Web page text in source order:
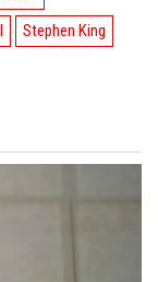
Stephen King